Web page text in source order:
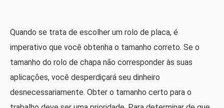
Quando se trata de escolher um rolo de placa, é
imperativo que você obtenha o tamanho correto. Se o
tamanho do rolo de chapa não corresponder às suas
aplicações, você desperdiçará seu dinheiro
desnecessariamente. Obter o tamanho certo para o